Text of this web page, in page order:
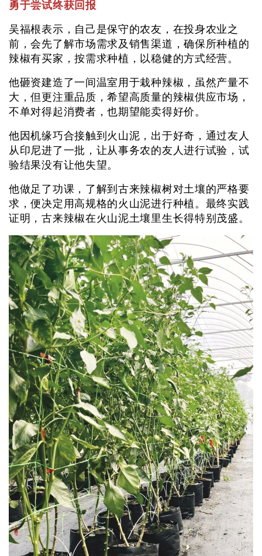
勇于尝试终获回报
吴福根表示，自己是保守的农友，在投身农业之
前，会先了解市场需求及销售渠道，确保所种植的
辣椒有买家，按需求种植，以稳健的方式经营。
他砸资建造了一间温室用于栽种辣椒，虽然产量不
大，但更注重品质，希望高质量的辣椒供应市场，
不单对得起消费者，也期望能卖得好价。
他因机缘巧合接触到火山泥，出于好奇，通过友人
从印尼进了一批，让从事务农的友人进行试验，试
验结果没有让他失望。
他做足了功课，了解到古来辣椒树对土壤的严格要
求，便决定用高规格的火山泥进行种植。最终实践
证明，古来辣椒在火山泥土壤里生长得特别茂盛。